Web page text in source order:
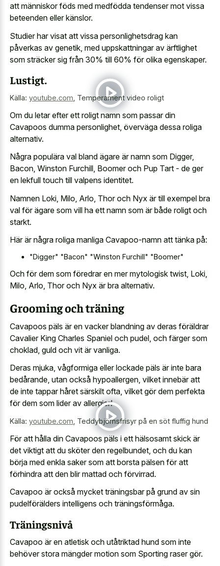
att människor föds med medfödda tendenser mot vissa
beteenden eller känslor.
Studier har visat att vissa personlighetsdrag kan
påverkas av genetik, med uppskattningar av ärftlighet
som sträcker sig från 30% till 60% för olika egenskaper.
Lustigt.
Källa: youtube.com, Temperament video roligt
Om du letar efter ett roligt namn som passar din
Cavapoos dumma personlighet, överväga dessa roliga
alternativ.
Några populära val bland ägare är namn som Digger,
Bacon, Winston Furchill, Boomer och Pup Tart - de ger
en lekfull touch till valpens identitet.
Namnen Loki, Milo, Arlo, Thor och Nyx är till exempel bra
val för ägare som vill ha ett namn som är både roligt och
starkt.
Här är några roliga manliga Cavapoo-namn att tänka på:
"Digger" "Bacon" "Winston Furchill" "Boomer"
Och för dem som föredrar en mer mytologisk twist, Loki,
Milo, Arlo, Thor och Nyx är bra alternativ.
Grooming och träning
Cavapoos päls är en vacker blandning av deras föräldrar
Cavalier King Charles Spaniel och pudel, och färger som
choklad, guld och vit är vanliga.
Deras mjuka, vågformiga eller lockade päls är inte bara
bedårande, utan också hypoallergen, vilket innebär att
de inte tappar håret särskilt ofta, vilket gör dem perfekta
för dem som lider av allergier!
Källa: youtube.com, Teddybjörnsfrisyr på en söt fluffig hund
För att hålla din Cavapoos päls i ett hälsosamt skick är
det viktigt att du sköter den regelbundet, och du kan
börja med enkla saker som att borsta pälsen för att
förhindra att den blir mattad och förvirrad.
Cavapoo är också mycket träningsbar på grund av sin
pudelförälders intelligens och träningsförmåga.
Träningsnivå
Cavapoo är en atletisk och utåtriktad hund som inte
behöver stora mängder motion som Sporting raser gör.